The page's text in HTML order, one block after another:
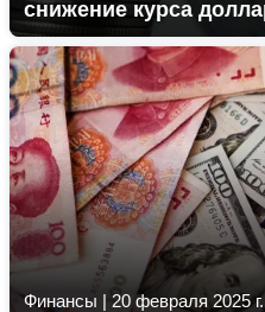
снижение курса
Финансы | 20 февраля 2025 г.